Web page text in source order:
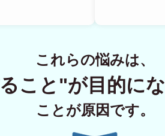
これらの悩みは、
こと"が目的に
ことが原因です。